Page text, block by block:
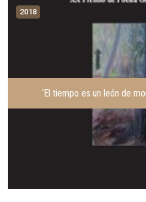
2018
‘El tiempo es un león de